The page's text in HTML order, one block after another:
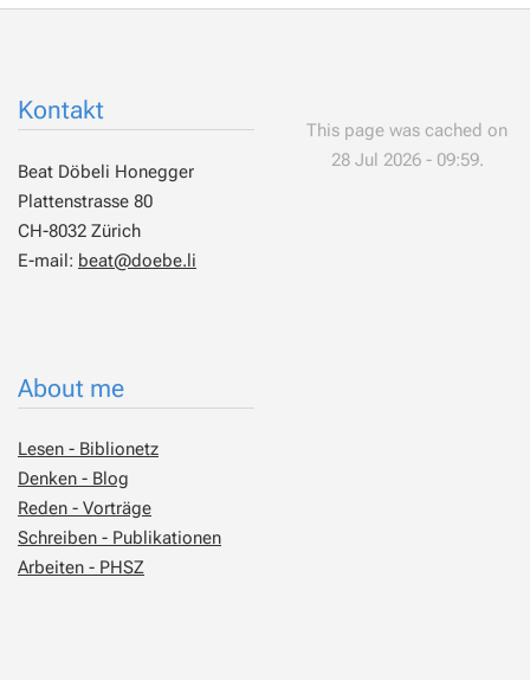
Kontakt
Beat Döbeli Honegger
Plattenstrasse 80
CH-8032 Zürich
E-mail: beat@doebe.li
About me
Lesen - Biblionetz
Denken - Blog
Reden - Vorträge
Schreiben - Publikationen
Arbeiten - PHSZ
This page was cached on
28 Jul 2026 - 09:59.